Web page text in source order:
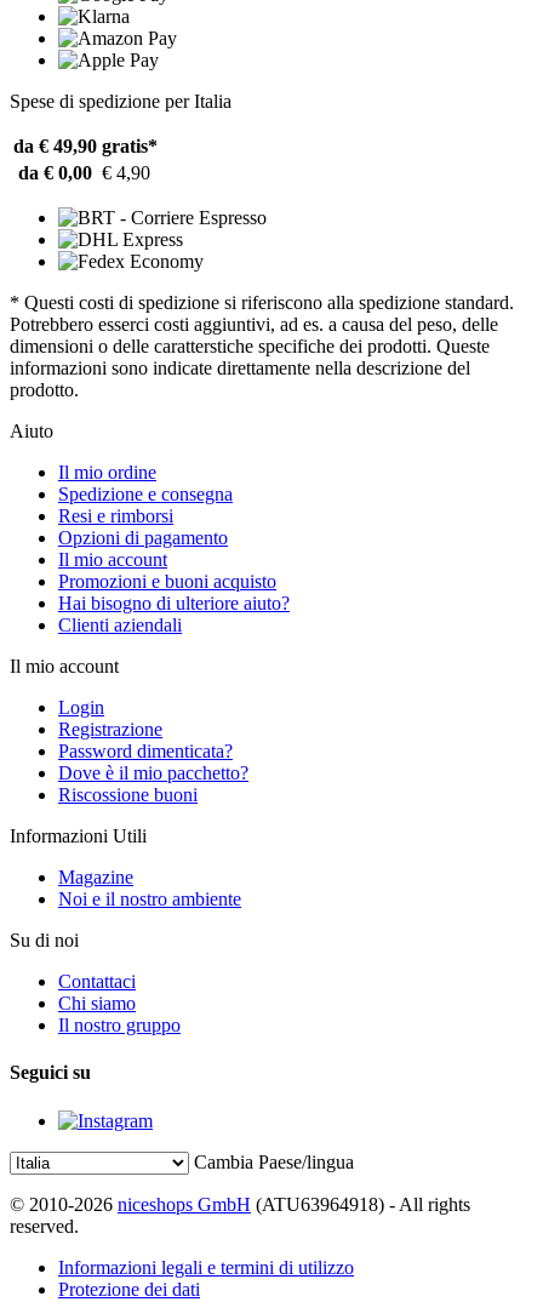
Spese di spedizione per Italia
da € 49,90 gratis*
da € 0,00 € 4,90
* Questi costi di spedizione si riferiscono alla spedizione standard.
Potrebbero esserci costi aggiuntivi, ad es. a causa del peso, delle
dimensioni o delle caratterstiche specifiche dei prodotti. Queste
informazioni sono indicate direttamente nella descrizione del
prodotto.
Aiuto
Il mio ordine
Spedizione e consegna
Resi e rimborsi
Opzioni di pagamento
Il mio account
Promozioni e buoni acquisto
Hai bisogno di ulteriore aiuto?
Clienti aziendali
Il mio account
Login
Registrazione
Password dimenticata?
Dove è il mio pacchetto?
Riscossione buoni
Informazioni Utili
Magazine
Noi e il nostro ambiente
Su di noi
Contattaci
Chi siamo
Il nostro gruppo
Seguici su
Cambia Paese/lingua
© 2010-2026 niceshops GmbH (ATU63964918) - All rights
reserved.
Informazioni legali e termini di utilizzo
Protezione dei dati